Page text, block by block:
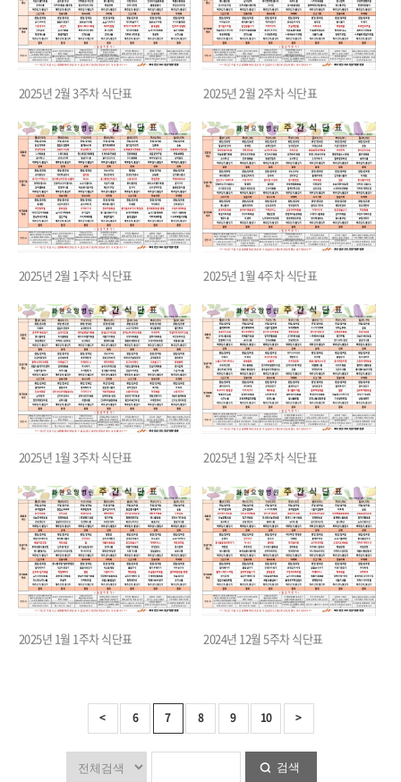
2025년 2월 3주차 식단표 2025년 2월 2주차 식단표
2025년 2월 1주차 식단표 2025년 1월 4주차 식단표
2025년 1월 3주차 식단표 2025년 1월 2주차 식단표
2025년 1월 1주차 식단표 2024년 12월 5주차 식단표
< 6 7 8 9 10 >
검색